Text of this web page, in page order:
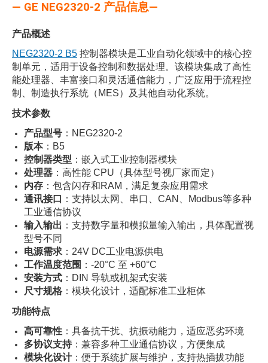
— GE NEG2320-2 产品信息—
产品概述
NEG2320-2 B5 控制器模块是工业自动化领域中的核心控
制单元，适用于设备控制和数据处理。该模块集成了高性
能处理器、丰富接口和灵活通信能力，广泛应用于流程控
制、制造执行系统（MES）及其他自动化系统。
技术参数
产品型号 ：NEG2320-2
版本：B5
控制器类型 ：嵌入式工业控制器模块
处理器 ：高性能 CPU（具体型号视厂家而定）
内存 ：包含闪存和RAM，满足复杂应用需求
通讯接口
：支持以太网、串口、CAN、Modbus等多种
工业通信协议
输入输出 ：支持数字量和模拟量输入输出，具体配置视
型号不同
电源需求 ：24V DC工业电源供电
工作温度范围 ：-20°C 至 +60°C
安装方式 ：DIN 导轨或机架式安装
尺寸规格 ：模块化设计，适配标准工业柜体
功能特点
高可靠性 ：具备抗干扰、抗振动能力，适应恶劣环境
多协议支持：兼容多种工业通信协议，方便集成
模块化设计：便于系统扩展与维护，支持热插拔功能